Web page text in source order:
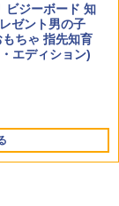
ビジーボード 知
ゼント男の子
ちゃ 指先知育
エディション)